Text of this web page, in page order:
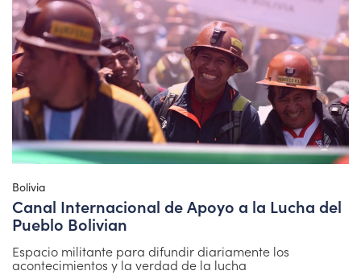
Bolivia
Canal Internacional de Apoyo a la Lucha del
Pueblo Bolivian
Espacio militante para difundir diariamente los
acontecimientos y la verdad de la lucha